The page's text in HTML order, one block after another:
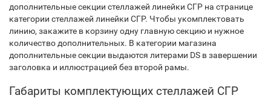
дополнительные секции стеллажей линейки СГР на странице
категории стеллажей линейки СГР. Чтобы укомплектовать
линию, закажите в корзину одну главную секцию и нужное
количество дополнительных. В категории магазина
дополнительные секции выдаются литерами DS в завершении
заголовка и иллюстрацией без второй рамы.
Габариты комплектующих стеллажей СГР